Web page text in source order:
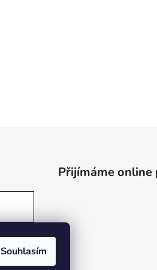
Souhlasím
Přijímáme online